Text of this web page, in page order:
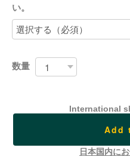
い。
数量
International
Add
日本国内に